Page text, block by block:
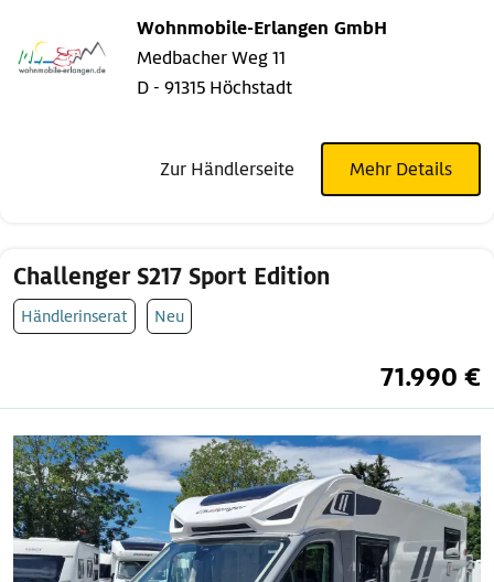
Wohnmobile-Erlangen GmbH
Medbacher Weg 11
D - 91315 Höchstadt
Zur Händlerseite Mehr Details
Challenger S217 Sport Edition
Händlerinserat Neu
71.990 €